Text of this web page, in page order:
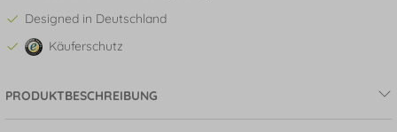
Designed in Deutschland
Käuferschutz
PRODUKTBESCHREIBUNG